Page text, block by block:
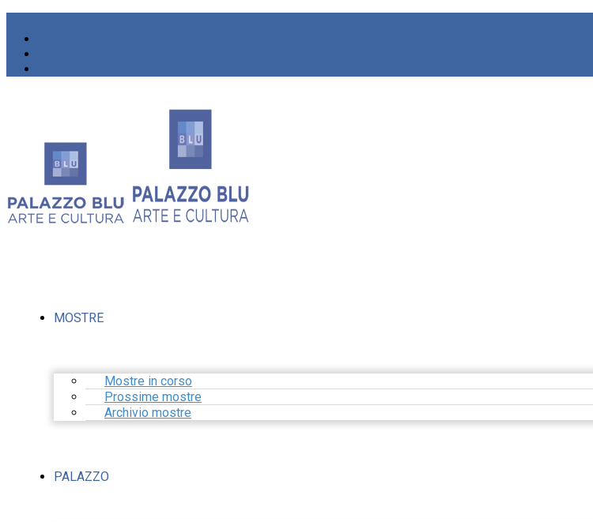
MOSTRE
Mostre in corso
Prossime mostre
Archivio mostre
PALAZZO